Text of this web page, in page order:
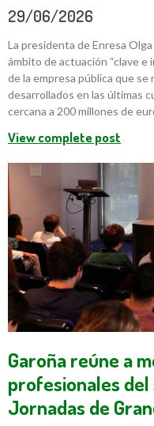
29/06/2026
La presidenta de Enresa
ámbito de actuación “clave e
de la empresa pública que
desarrollados en las últimas
cercana a 200 millones de
View complete post
Garoña reúne a
profesionales
Jornadas de